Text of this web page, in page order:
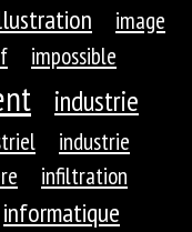
image
impossible
industrie
industrie
infiltration
informatique